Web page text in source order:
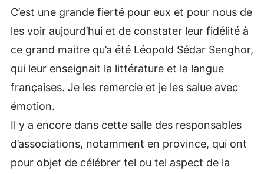
C’est une grande fierté pour eux et pour nous de
les voir aujourd’hui et de constater leur fidélité à
ce grand maitre qu’a été Léopold Sédar Senghor,
qui leur enseignait la littérature et la langue
françaises. Je les remercie et je les salue avec
émotion.
Il y a encore dans cette salle des responsables
d’associations, notamment en province, qui ont
pour objet de célébrer tel ou tel aspect de la